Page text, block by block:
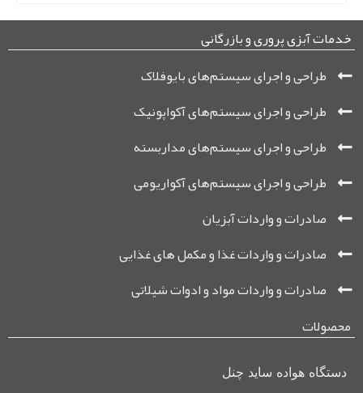
خدمات آبزی پروری و بازرگانی
طراحی و اجرای سیستم‌های بایوفلاک
طراحی و اجرای سیستم‌های آکواپونیک
طراحی و اجرای سیستم‌های مداربسته
طراحی و اجرای سیستم‌های آکواریومی
صادرات و واردات آبزیان
صادرات و واردات غذا و مکمل ‌های غذایی
صادرات و واردات مواد و ادوات شیلاتی
محصولات
دستگاه هواده ساید چنل